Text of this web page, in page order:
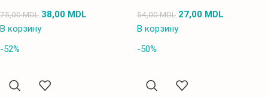
75,00MDL 38,00 MDL
В корзину
54,00MDL 27,00 MDL
В корзину
-52%
-50%